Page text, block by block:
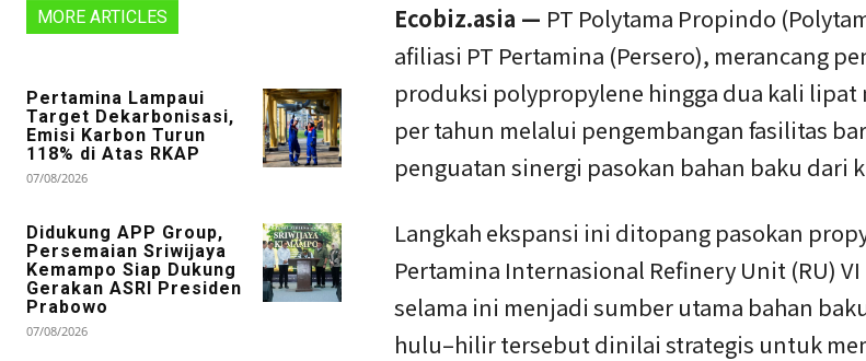
MORE ARTICLES
Pertamina Lampaui
Target Dekarbonisasi,
Emisi Karbon Turun
118% di Atas RKAP
07/08/2026
Didukung APP Group,
Persemaian Sriwijaya
Kemampo Siap Dukung
Gerakan ASRI Presiden
Prabowo
07/08/2026
Ecobiz.asia — PT Polytama Propindo
afiliasi PT Pertamina (Persero), merancang
produksi polypropylene hingga dua kali lipat
per tahun melalui pengembangan fasilitas
penguatan sinergi pasokan bahan baku dari
Langkah ekspansi ini ditopang pasokan
Pertamina Internasional Refinery Unit (RU)
selama ini menjadi sumber utama bahan
hulu–hilir tersebut dinilai strategis untuk